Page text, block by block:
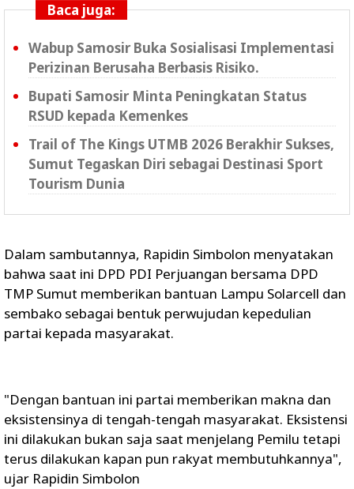
Baca juga:
Wabup Samosir Buka Sosialisasi Implementasi
Perizinan Berusaha Berbasis Risiko.
Bupati Samosir Minta Peningkatan Status
RSUD kepada Kemenkes
Trail of The Kings UTMB 2026 Berakhir Sukses,
Sumut Tegaskan Diri sebagai Destinasi Sport
Tourism Dunia
Dalam sambutannya, Rapidin Simbolon menyatakan
bahwa saat ini DPD PDI Perjuangan bersama DPD
TMP Sumut memberikan bantuan Lampu Solarcell dan
sembako sebagai bentuk perwujudan kepedulian
partai kepada masyarakat.
"Dengan bantuan ini partai memberikan makna dan
eksistensinya di tengah-tengah masyarakat. Eksistensi
ini dilakukan bukan saja saat menjelang Pemilu tetapi
terus dilakukan kapan pun rakyat membutuhkannya",
ujar Rapidin Simbolon